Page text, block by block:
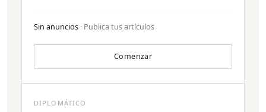
Sin anuncios · Publica tus artículos
Comenzar
DIPLOMÁTICO